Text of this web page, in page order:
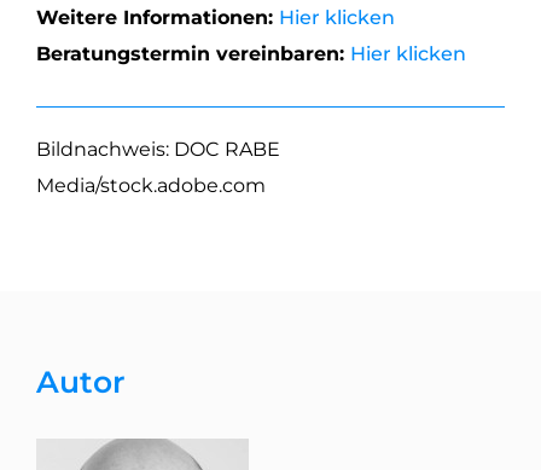
Weitere Informationen: Hier klicken
Beratungstermin vereinbaren: Hier klicken
Bildnachweis: DOC RABE
Media/stock.adobe.com
Autor